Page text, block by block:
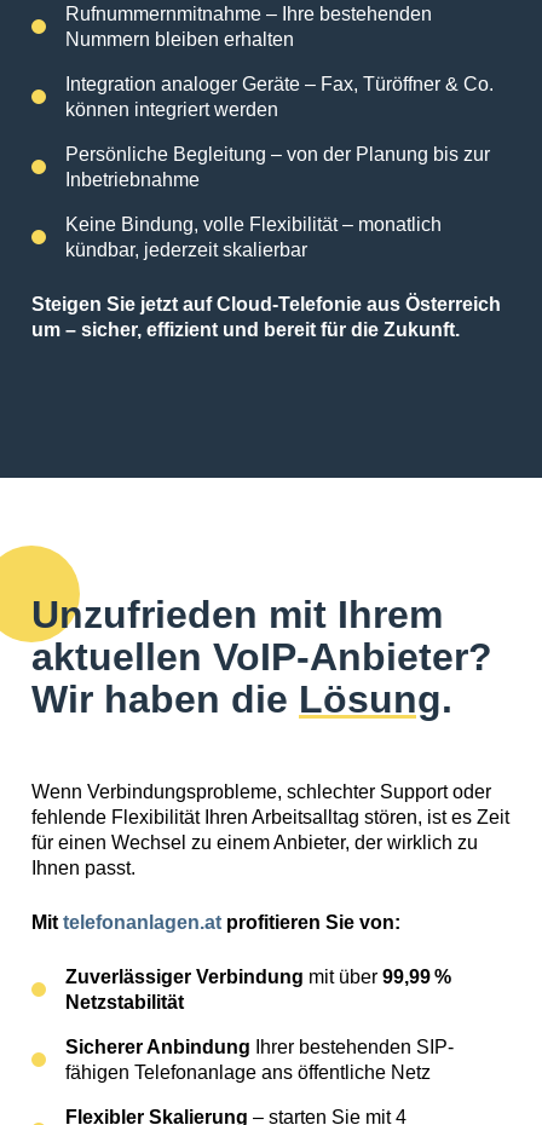
Rufnummernmitnahme – Ihre bestehenden
Nummern bleiben erhalten
Integration analoger Geräte – Fax, Türöffner & Co.
können integriert werden
Persönliche Begleitung – von der Planung bis zur
Inbetriebnahme
Keine Bindung, volle Flexibilität – monatlich
kündbar, jederzeit skalierbar
Steigen Sie jetzt auf Cloud-Telefonie aus Österreich
um – sicher, effizient und bereit für die Zukunft.
Unzufrieden mit Ihrem
aktuellen VoIP-Anbieter?
Wir haben die Lösung.
Wenn Verbindungsprobleme, schlechter Support oder
fehlende Flexibilität Ihren Arbeitsalltag stören, ist es Zeit
für einen Wechsel zu einem Anbieter, der wirklich zu
Ihnen passt.
Mit telefonanlagen.at profitieren Sie von:
Zuverlässiger Verbindung mit über 99,99 %
Netzstabilität
Sicherer Anbindung Ihrer bestehenden SIP-
fähigen Telefonanlage ans öffentliche Netz
Flexibler Skalierung – starten Sie mit 4